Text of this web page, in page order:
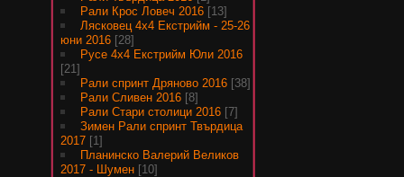
Рали Крос Ловеч 2016 [13]
Лясковец 4х4 Екстрийм - 25-26
юни 2016 [28]
Русе 4х4 Екстрийм Юли 2016
[21]
Рали спринт Дряново 2016 [38]
Рали Сливен 2016 [8]
Рали Стари столици 2016 [7]
Зимен Рали спринт Твърдица
2017 [1]
Планинско Валерий Великов
2017 - Шумен [10]